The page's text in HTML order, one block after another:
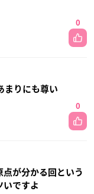
0
まりにも尊い
0
が分かる回という
いですよ